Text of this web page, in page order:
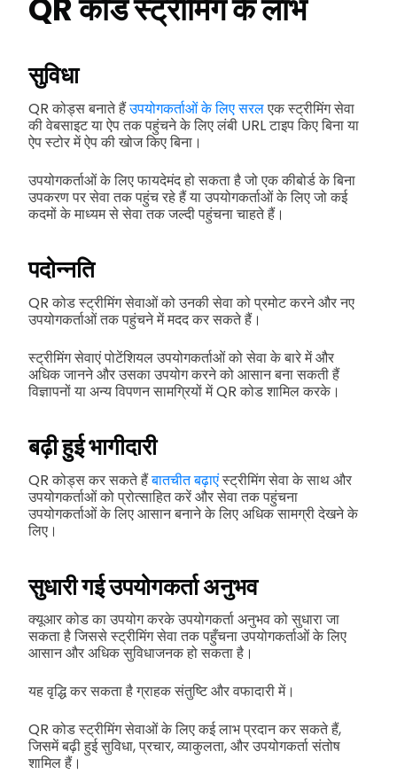
QR कोड स्ट्रीमिंग के लाभ
सुविधा
QR कोड्स बनाते हैंउपयोगकर्ताओं के लिए सरलएक स्ट्रीमिंग सेवा
की वेबसाइट या ऐप तक पहुंचने के लिए लंबी URL टाइप किए बिना या
ऐप स्टोर में ऐप की खोज किए बिना।
उपयोगकर्ताओं के लिए फायदेमंद हो सकता है जो एक कीबोर्ड के बिना
उपकरण पर सेवा तक पहुंच रहे हैं या उपयोगकर्ताओं के लिए जो कई
कदमों के माध्यम से सेवा तक जल्दी पहुंचना चाहते हैं।
पदोन्नति
QR कोड स्ट्रीमिंग सेवाओं को उनकी सेवा को प्रमोट करने और नए
उपयोगकर्ताओं तक पहुंचने में मदद कर सकते हैं।
स्ट्रीमिंग सेवाएं पोटेंशियल उपयोगकर्ताओं को सेवा के बारे में और
अधिक जानने और उसका उपयोग करने को आसान बना सकती हैं
विज्ञापनों या अन्य विपणन सामग्रियों में QR कोड शामिल करके।
बढ़ी हुई भागीदारी
QR कोड्स कर सकते हैंबातचीत बढ़ाएंस्ट्रीमिंग सेवा के साथ और
उपयोगकर्ताओं को प्रोत्साहित करें और सेवा तक पहुंचना
उपयोगकर्ताओं के लिए आसान बनाने के लिए अधिक सामग्री देखने के
लिए।
सुधारी गई उपयोगकर्ता अनुभव
क्यूआर कोड का उपयोग करके उपयोगकर्ता अनुभव को सुधारा जा
सकता है जिससे स्ट्रीमिंग सेवा तक पहुँचना उपयोगकर्ताओं के लिए
आसान और अधिक सुविधाजनक हो सकता है।
यह वृद्धि कर सकता है ग्राहक संतुष्टि और वफादारी में।
QR कोड स्ट्रीमिंग सेवाओं के लिए कई लाभ प्रदान कर सकते हैं,
जिसमें बढ़ी हुई सुविधा, प्रचार, व्याकुलता, और उपयोगकर्ता संतोष
शामिल हैं।